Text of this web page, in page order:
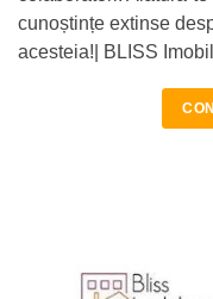
cunoștințe extinse
acesteia!| BLISS